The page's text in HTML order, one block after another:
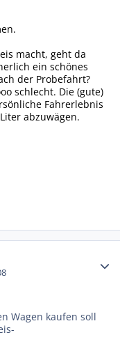
macht, geht da
ein schönes
der Probefahrt?
schlecht. Die (gute)
Fahrerlebnis
abzuwägen.
Wagen kaufen soll